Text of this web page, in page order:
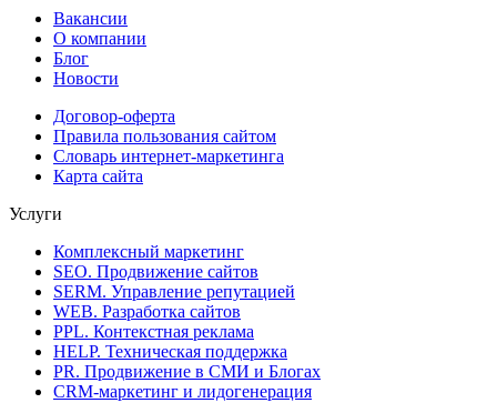
Вакансии
О компании
Блог
Новости
Договор-оферта
Правила пользования сайтом
Словарь интернет-маркетинга
Карта сайта
Услуги
Комплексный маркетинг
SEO. Продвижение сайтов
SERM. Управление репутацией
WEB. Разработка сайтов
PPL. Контекстная реклама
HELP. Техническая поддержка
PR. Продвижение в СМИ и Блогах
CRM-маркетинг и лидогенерация